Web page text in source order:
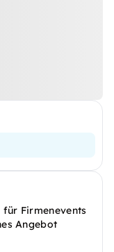
Firmenevents
Angebot